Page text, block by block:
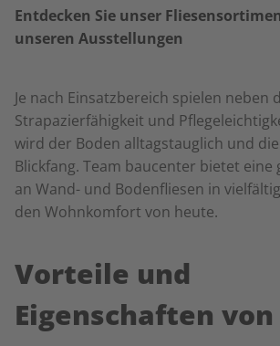
Entdecken Sie unser
unseren Ausstellungen
Je nach Einsatzbereich spielen neben
Strapazierfähigkeit und
wird der Boden alltagstauglich und
Blickfang. Team baucenter bietet eine
an Wand- und Bodenfliesen in
den Wohnkomfort von heute.
Vorteile und
Eigenschaften